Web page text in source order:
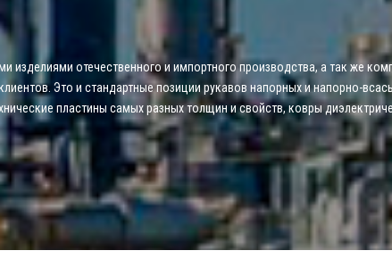
отечественного и импортного производства, а так же
Это и стандартные позиции рукавов напорных и напорно-
пластины самых разных толщин и свойств, ковры